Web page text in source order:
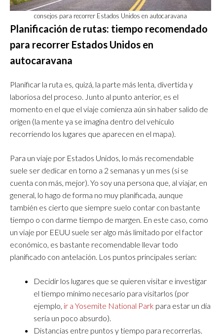
consejos para recorrer Estados Unidos en autocaravana
Planificación de rutas: tiempo recomendado
para recorrer Estados Unidos en
autocaravana
Planificar la ruta es, quizá, la parte más lenta, divertida y
laboriosa del proceso. Junto al punto anterior, es el
momento en el que el viaje comienza aún sin haber salido de
origen (la mente ya se imagina dentro del vehículo
recorriendo los lugares que aparecen en el mapa).
Para un viaje por Estados Unidos, lo más recomendable
suele ser dedicar en torno a 2 semanas y un mes (si se
cuenta con más, mejor). Yo soy una persona que, al viajar, en
general, lo hago de forma no muy planificada, aunque
también es cierto que siempre suelo contar con bastante
tiempo o con darme tiempo de margen. En este caso, como
un viaje por EEUU suele ser algo más limitado por el factor
económico, es bastante recomendable llevar todo
planificado con antelación. Los puntos principales serían:
Decidir los lugares que se quieren visitar e investigar
el tiempo mínimo necesario para visitarlos (por
ejemplo, ir a Yosemite National Park para estar un día
sería un poco absurdo).
Distancias entre puntos y tiempo para recorrerlas.